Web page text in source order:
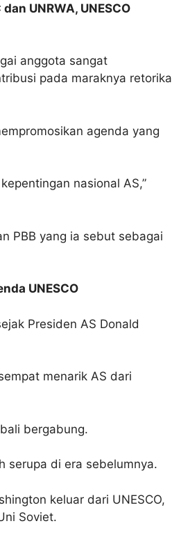
UNRWA, UNESCO
anggota sangat
pada maraknya retorika
agenda yang
nasional AS,”
PBB yang ia sebut sebagai
UNESCO
Presiden AS Donald
menarik AS dari
bergabung.
serupa di era sebelumnya.
keluar dari UNESCO,
Soviet.